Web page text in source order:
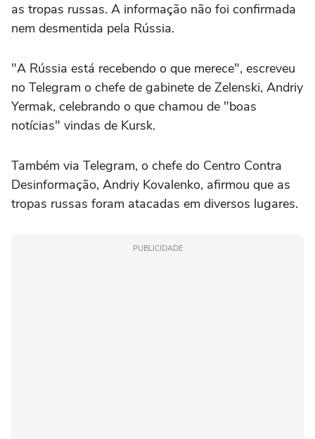
as tropas russas. A informação não foi confirmada
nem desmentida pela Rússia.
"A Rússia está recebendo o que merece", escreveu
no Telegram o chefe de gabinete de Zelenski, Andriy
Yermak, celebrando o que chamou de "boas
notícias" vindas de Kursk.
Também via Telegram, o chefe do Centro Contra
Desinformação, Andriy Kovalenko, afirmou que as
tropas russas foram atacadas em diversos lugares.
PUBLICIDADE